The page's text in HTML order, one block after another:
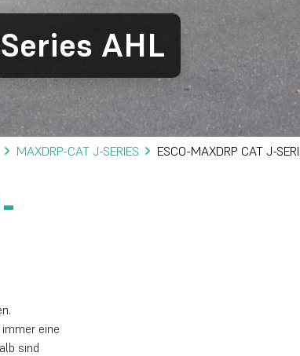
AHL
MAXDRP-CAT J-SERIES ESCO-MAXDRP CAT J-
eine
sind